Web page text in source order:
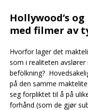
Hollywood’s
med filmer av
Hvorfor lager det
som i realiteten
befolkning?
på den samme
seg forpliktet til å på
forhånd (som de gjør